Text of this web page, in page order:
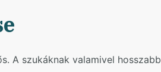
A szukáknak valamivel hosszabb